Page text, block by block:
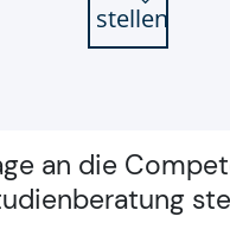
stellen
an die